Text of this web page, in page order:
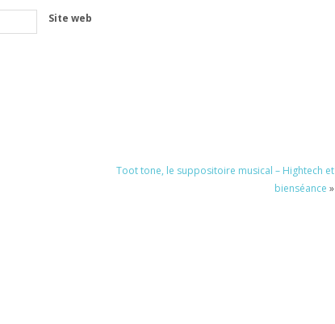
Site web
Toot tone, le suppositoire musical – Hightech et
bienséance »